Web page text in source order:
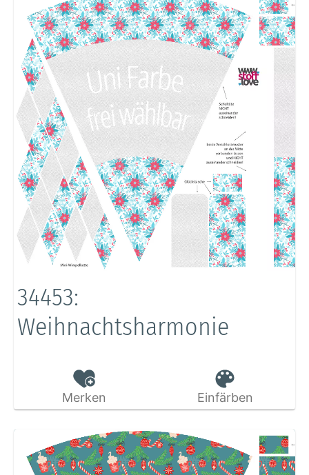
34453:
Weihnachtsharmonie
Merken Einfärben